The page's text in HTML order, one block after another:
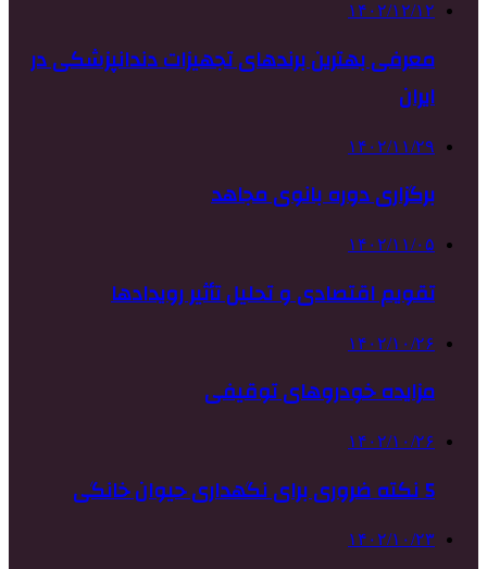
۱۴۰۲/۱۲/۱۲
معرفی بهترین برندهای تجهیزات دندانپزشکی در
ایران
۱۴۰۲/۱۱/۲۹
برگزاری دوره بانوی مجاهد
۱۴۰۲/۱۱/۰۵
تقویم اقتصادی و تحلیل تأثیر رویدادها
۱۴۰۲/۱۰/۲۶
مزایده خودروهای توقیفی
۱۴۰۲/۱۰/۲۶
5 نکته ضروری برای نگهداری حیوان خانگی
۱۴۰۲/۱۰/۲۳